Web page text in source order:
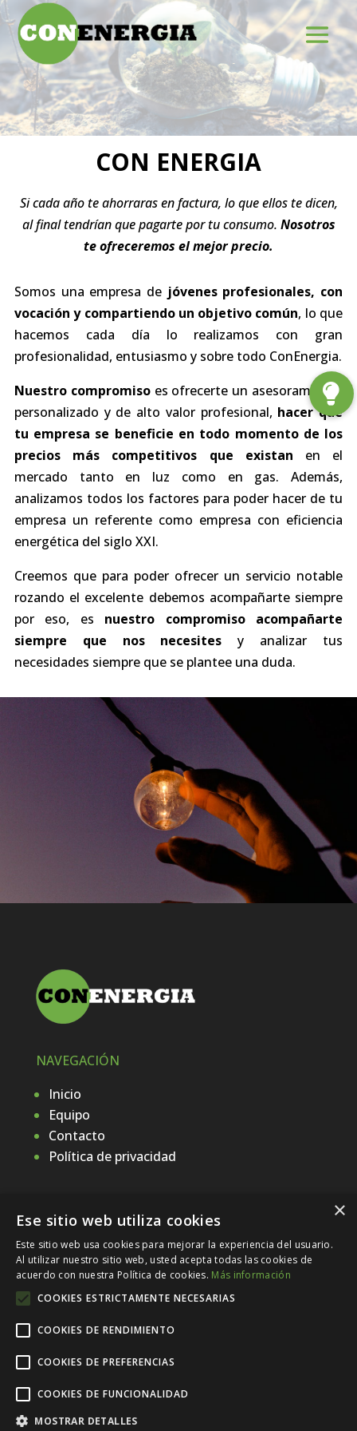
CON ENERGIA
Si cada año te ahorraras en factura, lo que ellos te dicen,
al final tendrían que pagarte por tu consumo. Nosotros
te ofreceremos el mejor precio.
Somos una empresa de jóvenes profesionales, con
vocación y compartiendo un objetivo común, lo que
hacemos cada día lo realizamos con gran
profesionalidad, entusiasmo y sobre todo ConEnergia.
Nuestro compromisoes ofrecerte un asesoramiento
personalizado y de alto valor profesional, hacer que
tu empresa se beneficie en todo momento de los
precios más competitivos que existan en el
mercado tanto en luz como en gas. Además,
analizamos todos los factores para poder hacer de tu
empresa un referente como empresa con eficiencia
energética del siglo XXI.
Creemos que para poder ofrecer un servicio notable
rozando el excelente debemos acompañarte siempre
por eso, es nuestro compromiso acompañarte
siempre que nos necesites y analizar tus
necesidades siempre que se plantee una duda.
NAVEGACIÓN
Inicio
Equipo
Contacto
Política de privacidad
CONENERGIA
Av. Olof Palme, 10, 08840 Viladecans,
Barcelona
clientes@conenergia.eu
Cuando salgas, apaga la luz.
×
Ese sitio web utiliza cookies
Este sitio web usa cookies para mejorar la experiencia del usuario.
Al utilizar nuestro sitio web, usted acepta todas las cookies de
acuerdo con nuestra Política de cookies. Más información
COOKIES ESTRICTAMENTE NECESARIAS
COOKIES DE RENDIMIENTO
COOKIES DE PREFERENCIAS
COOKIES DE FUNCIONALIDAD
MOSTRAR DETALLES